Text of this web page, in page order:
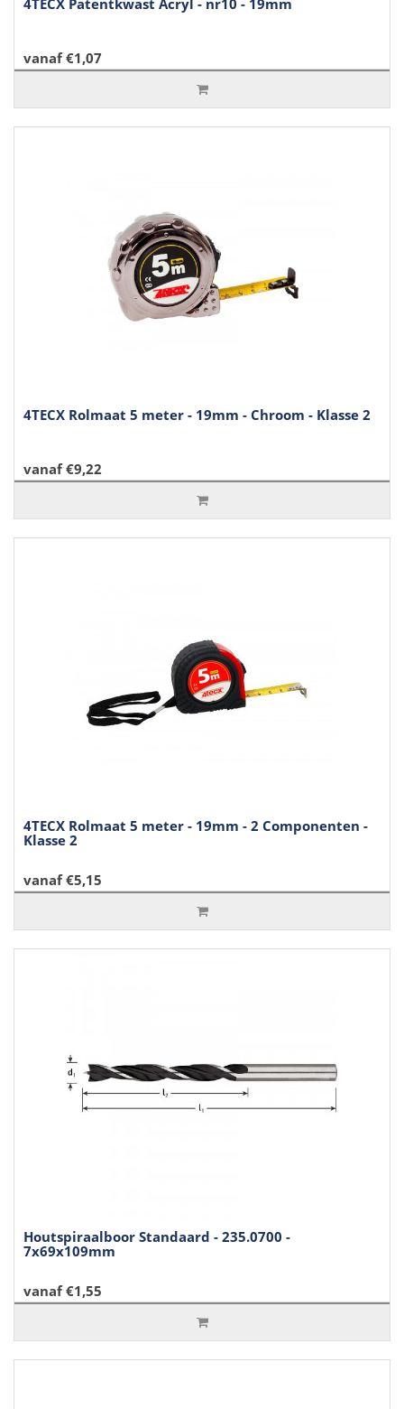
4TECX Patentkwast Acryl - nr10 - 19mm
vanaf €1,07
4TECX Rolmaat 5 meter - 19mm - Chroom - Klasse 2
vanaf €9,22
4TECX Rolmaat 5 meter - 19mm - 2 Componenten -
Klasse 2
vanaf €5,15
Houtspiraalboor Standaard - 235.0700 -
7x69x109mm
vanaf €1,55